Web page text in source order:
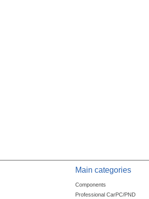
Main categories
Components
Professional CarPC/PND